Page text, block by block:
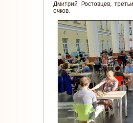
Дмитрий Ростовцев,
очков.